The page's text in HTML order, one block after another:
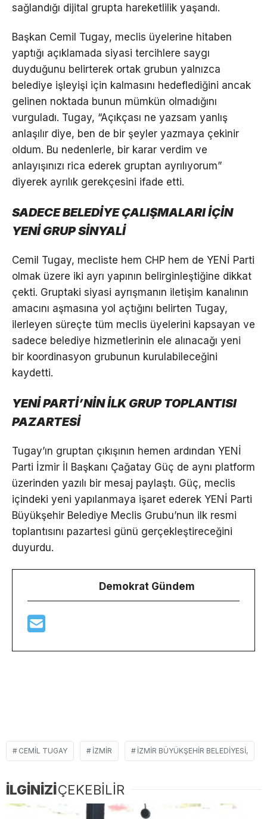
sağlandığı dijital grupta hareketlilik yaşandı.
Başkan Cemil Tugay, meclis üyelerine hitaben
yaptığı açıklamada siyasi tercihlere saygı
duyduğunu belirterek ortak grubun yalnızca
belediye işleyişi için kalmasını hedeflediğini ancak
gelinen noktada bunun mümkün olmadığını
vurguladı. Tugay, “Açıkçası ne yazsam yanlış
anlaşılır diye, ben de bir şeyler yazmaya çekinir
oldum. Bu nedenlerle, bir karar verdim ve
anlayışınızı rica ederek gruptan ayrılıyorum”
diyerek ayrılık gerekçesini ifade etti.
SADECE BELEDİYE ÇALIŞMALARI İÇİN
YENİ GRUP SİNYALİ
Cemil Tugay, mecliste hem CHP hem de YENİ Parti
olmak üzere iki ayrı yapının belirginleştiğine dikkat
çekti. Gruptaki siyasi ayrışmanın iletişim kanalının
amacını aşmasına yol açtığını belirten Tugay,
ilerleyen süreçte tüm meclis üyelerini kapsayan ve
sadece belediye hizmetlerinin ele alınacağı yeni
bir koordinasyon grubunun kurulabileceğini
kaydetti.
YENİ PARTİ’NİN İLK GRUP TOPLANTISI
PAZARTESİ
Tugay’ın gruptan çıkışının hemen ardından YENİ
Parti İzmir İl Başkanı Çağatay Güç de aynı platform
üzerinden yazılı bir mesaj paylaştı. Güç, meclis
içindeki yeni yapılanmaya işaret ederek YENİ Parti
Büyükşehir Belediye Meclis Grubu’nun ilk resmi
toplantısını pazartesi günü gerçekleştireceğini
duyurdu.
Demokrat Gündem
CEMIL TUGAY İZMIR İZMIR BÜYÜKŞEHIR BELEDIYESI,
İLGİNİZİÇEKEBİLİR